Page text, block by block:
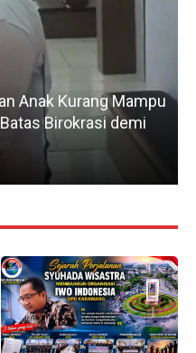
Gerak Cepat H. Karsim
Petani, Normalisasi Irigasi
Kedua
5 Agustus 2026